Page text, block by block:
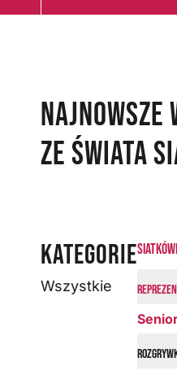
NAJNOWSZE
ZE ŚWIATA
KATEGORIE
Wszystkie